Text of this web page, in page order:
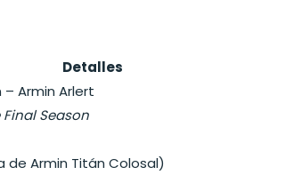
Detalles
– Armin Arlert
Season
de Armin Titán Colosal)